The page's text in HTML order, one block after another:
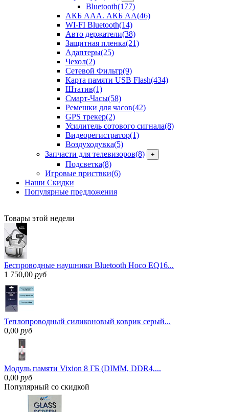
Bluetooth(177)
АКБ ААА. АКБ АА(46)
WI-FI Bluetooth(14)
Авто держатели(38)
Защитная пленка(21)
Адаптеры(25)
Чехол(2)
Сетевой Фильтр(9)
Карта памяти USB Flash(434)
Штатив(1)
Смарт-Часы(58)
Ремешки для часов(42)
GPS трекер(2)
Усилитель сотового сигнала(8)
Видеорегистратор(1)
Воздуходувка(5)
Запчасти для телевизоров(8) +
Подсветка(8)
Игровые приствки(6)
Наши Скидки
Популярные предложения
Товары этой недели
Беспроводные наушники Bluetooth Hoco EQ16...
1 750,00 руб
Теплопроводный силиконовый коврик серый...
0,00 руб
Модуль памяти Vixion 8 ГБ (DIMM, DDR4,...
0,00 руб
Популярный со скидкой